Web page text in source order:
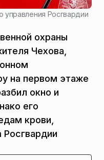
управления Росгвардии
охраны
Чехова,
на первом этаже
окно и
его
крови,